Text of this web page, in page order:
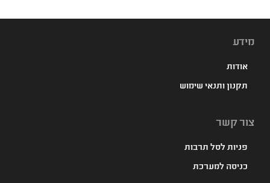
מידע
אודות
תקנון ותנאי שימוש
צור קשר
פניות לסל תרבות
כניסה למערכת